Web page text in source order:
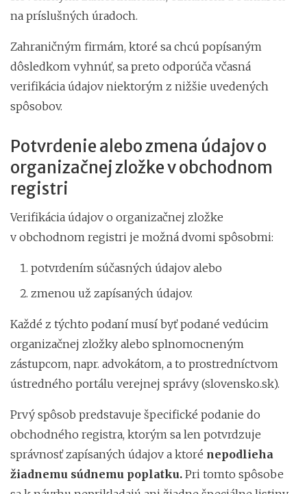
na príslušných úradoch.
Zahraničným firmám, ktoré sa chcú popísaným
dôsledkom vyhnúť, sa preto odporúča včasná
verifikácia údajov niektorým z nižšie uvedených
spôsobov.
Potvrdenie alebo zmena údajov o
organizačnej zložke v obchodnom
registri
Verifikácia údajov o organizačnej zložke
v obchodnom registri je možná dvomi spôsobmi:
potvrdením súčasných údajov alebo
zmenou už zapísaných údajov.
Každé z týchto podaní musí byť podané vedúcim
organizačnej zložky alebo splnomocneným
zástupcom, napr. advokátom, a to prostredníctvom
ústredného portálu verejnej správy (slovensko.sk).
Prvý spôsob predstavuje špecifické podanie do
obchodného registra, ktorým sa len potvrdzuje
správnosť zapísaných údajov a ktoré nepodlieha
žiadnemu súdnemu poplatku. Pri tomto spôsobe